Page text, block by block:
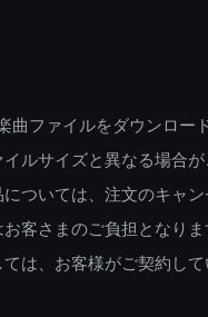
曲ファイルをダウンロ
ルサイズと異なる場合が
ついては、注文のキャ
客さまのご負担となりま
は、お客様がご契約し